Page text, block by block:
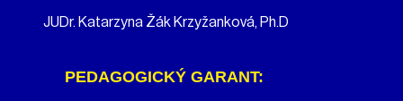
JUDr. Katarzyna Žák Krzyžanková, Ph.D
PEDAGOGICKÝ GARANT: